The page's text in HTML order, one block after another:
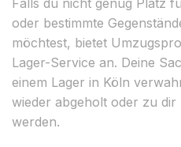
oder bestimmte
möchtest, bietet
Lager-Service an. Deine
einem Lager in Köln
wieder abgeholt oder zu
werden.